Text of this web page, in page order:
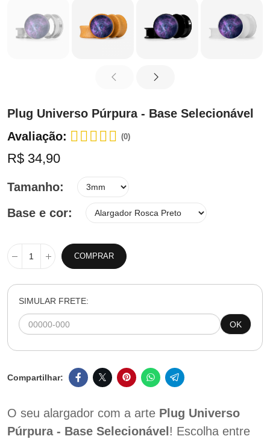
Plug Universo Púrpura - Base Selecionável
Avaliação:
(0)
R$ 34,90
Tamanho
Base e cor
COMPRAR
SIMULAR FRETE:
OK
O seu alargador com a arte Plug Universo
Púrpura - Base Selecionável ! Escolha entre